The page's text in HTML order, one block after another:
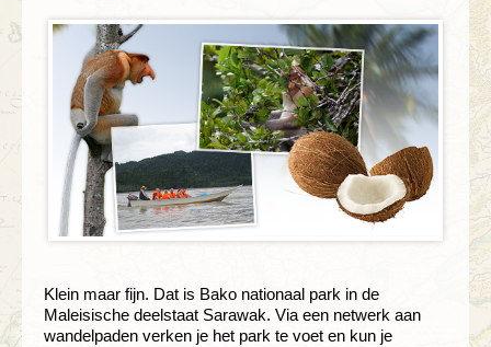
Klein maar fijn. Dat is Bako nationaal park in de
Maleisische deelstaat Sarawak. Via een netwerk aan
wandelpaden verken je het park te voet en kun je